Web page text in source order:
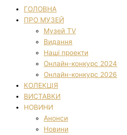
ГОЛОВНА
ПРО МУЗЕЙ
Музей TV
Видання
Наші проекти
Онлайн-конкурс 2024
Онлайн-конкурс 2026
КОЛЕКЦІЯ
ВИСТАВКИ
НОВИНИ
Анонси
Новини